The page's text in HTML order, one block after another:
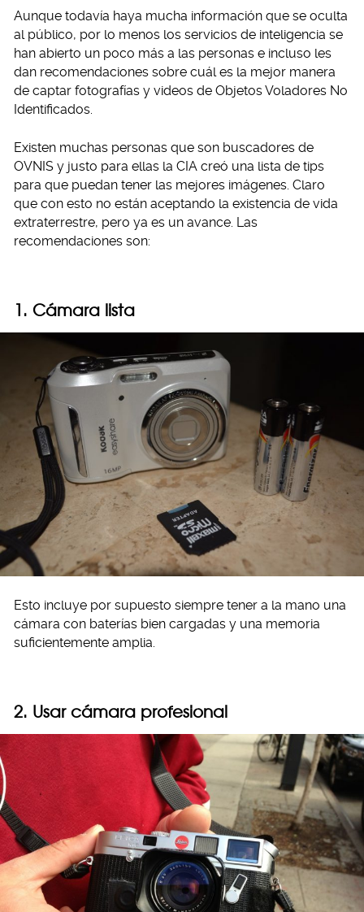
Aunque todavía haya mucha información que se oculta
al público, por lo menos los servicios de inteligencia se
han abierto un poco más a las personas e incluso les
dan recomendaciones sobre cuál es la mejor manera
de captar fotografías y videos de Objetos Voladores No
Identificados.
Existen muchas personas que son buscadores de
OVNIS y justo para ellas la CIA creó una lista de tips
para que puedan tener las mejores imágenes. Claro
que con esto no están aceptando la existencia de vida
extraterrestre, pero ya es un avance. Las
recomendaciones son:
1. Cámara lista
Esto incluye por supuesto siempre tener a la mano una
cámara con baterías bien cargadas y una memoria
suficientemente amplia.
2. Usar cámara profesional